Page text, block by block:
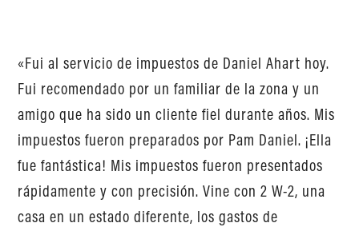
«Fui al servicio de impuestos de Daniel Ahart hoy.
Fui recomendado por un familiar de la zona y un
amigo que ha sido un cliente fiel durante años. Mis
impuestos fueron preparados por Pam Daniel. ¡Ella
fue fantástica! Mis impuestos fueron presentados
rápidamente y con precisión. Vine con 2 W-2, una
casa en un estado diferente, los gastos de